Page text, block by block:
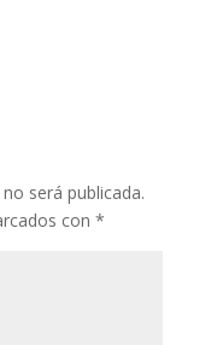
será publicada.
con *